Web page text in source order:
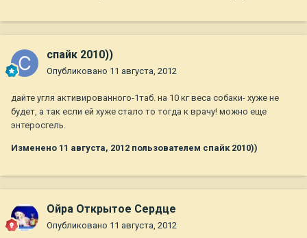
спайк 2010))
Опубликовано 11 августа, 2012
дайте угля активированного-1таб. на 10 кг веса собаки- хуже не
будет, а так если ей хуже стало то тогда к врачу! можно еще
энтеросгель.
Изменено 11 августа, 2012 пользователем спайк 2010))
Ойра Открытое Сердце
Опубликовано 11 августа, 2012